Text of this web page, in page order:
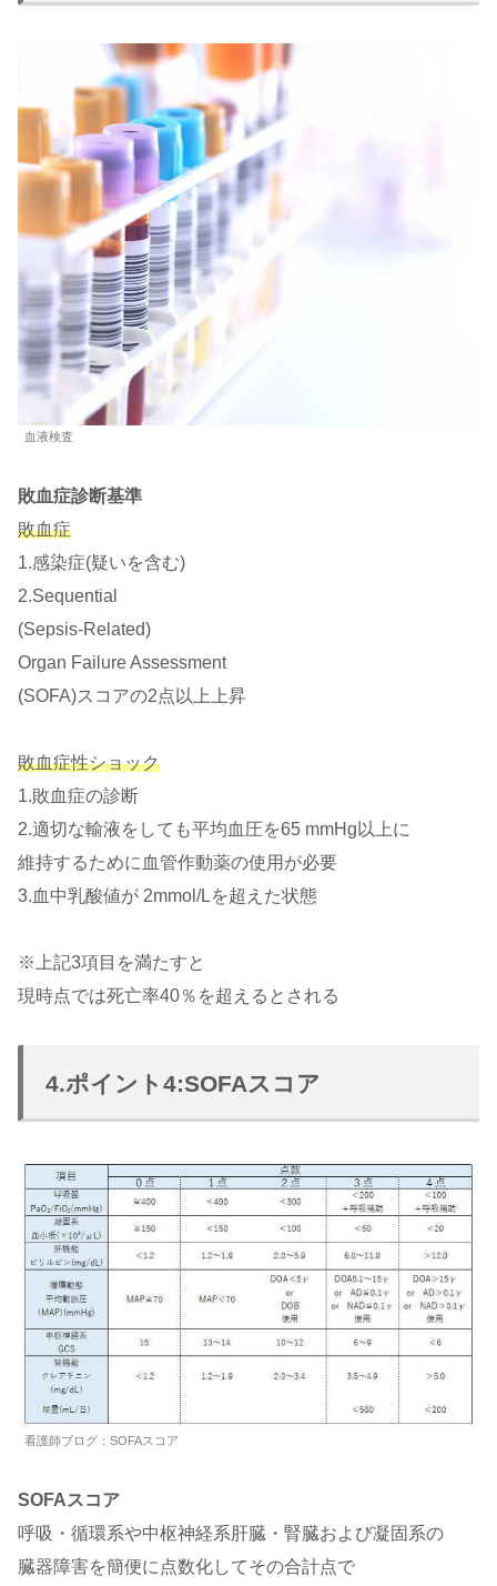
血液検査
敗血症診断基準
敗血症
1.感染症(疑いを含む)
2.Sequential
(Sepsis-Related)
Organ Failure Assessment
(SOFA)スコアの2点以上上昇
敗血症性ショック
1.敗血症の診断
2.適切な輸液をしても平均血圧を65 mmHg以上に
維持するために血管作動薬の使用が必要
3.血中乳酸値が 2mmol/Lを超えた状態
※上記3項目を満たすと
現時点では死亡率40％を超えるとされる
4.ポイント4:SOFAスコア
看護師ブログ：SOFAスコア
SOFAスコア
呼吸・循環系や中枢神経系肝臓・腎臓および凝固系の
臓器障害を簡便に点数化してその合計点で